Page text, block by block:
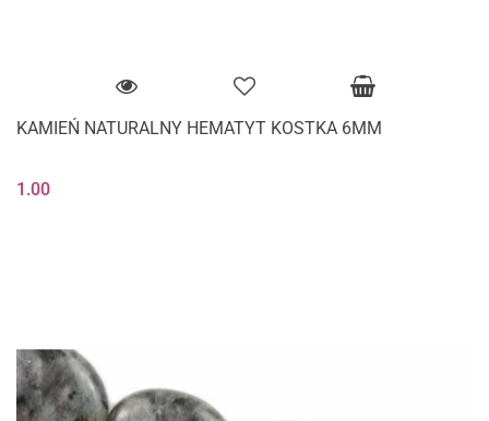
KAMIEŃ NATURALNY HEMATYT KOSTKA 6MM
1.00